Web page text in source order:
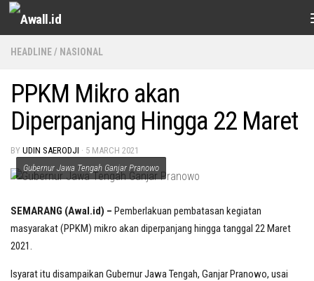
Skip to content
HEADLINE/ NASIONAL
PPKM Mikro akan
Diperpanjang Hingga 22 Maret
BY UDIN SAERODJI · 5 MARCH 2021
Gubernur Jawa Tengah Ganjar Pranowo
SEMARANG (Awal.id) – Pemberlakuan pembatasan kegiatan
masyarakat (PPKM) mikro akan diperpanjang hingga tanggal 22 Maret
2021.
Isyarat itu disampaikan Gubernur Jawa Tengah, Ganjar Pranowo, usai